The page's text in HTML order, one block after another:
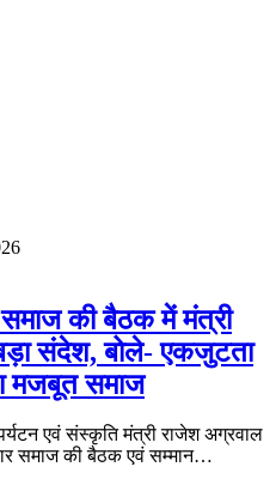
समाज की बैठक में मंत्री
संदेश, बोले- एकजुटता
मजबूत समाज
एवं संस्कृति मंत्री राजेश अग्रवाल
समाज की बैठक एवं सम्मान…